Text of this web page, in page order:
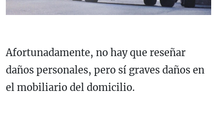
Afortunadamente, no hay que reseñar
daños personales, pero sí graves daños en
el mobiliario del domicilio.